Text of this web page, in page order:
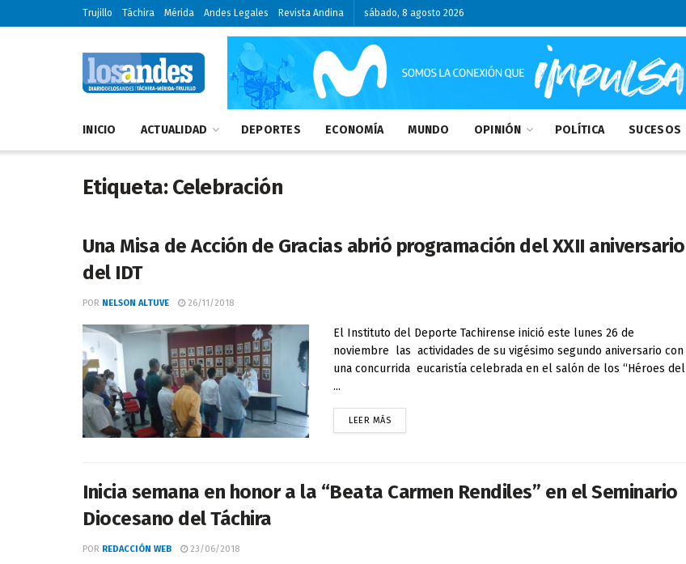
Trujillo Táchira Mérida Andes Legales Revista Andina sábado, 8 agosto 2026
INICIO ACTUALIDAD DEPORTES ECONOMÍA MUNDO OPINIÓN POLÍTICA SUCESOS
Etiqueta:Celebración
Una Misa de Acción de Gracias abrió programación del XXII aniversario
del IDT
POR NELSON ALTUVE 26/11/2018
El Instituto del Deporte Tachirense inició este lunes 26 de
noviembre las actividades de su vigésimo segundo aniversario con
una concurrida eucaristía celebrada en el salón de los “Héroes del
...
LEER MÁS
Inicia semana en honor a la “Beata Carmen Rendiles” en el Seminario
Diocesano del Táchira
POR REDACCIÓN WEB 23/06/2018